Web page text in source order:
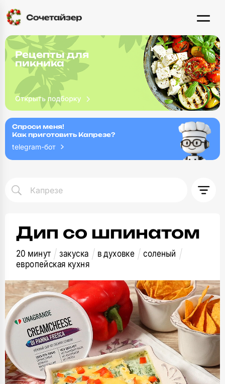
Рецепты для
пикника
Спроси меня!
Как приготовить Капрезе?
telegram-бот
Дип со шпинатом
20 минут закуска в духовке
соленый
европейская кухня